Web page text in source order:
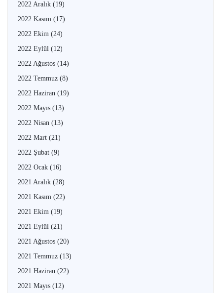
2022 Aralık (19)
2022 Kasım (17)
2022 Ekim (24)
2022 Eylül (12)
2022 Ağustos (14)
2022 Temmuz (8)
2022 Haziran (19)
2022 Mayıs (13)
2022 Nisan (13)
2022 Mart (21)
2022 Şubat (9)
2022 Ocak (16)
2021 Aralık (28)
2021 Kasım (22)
2021 Ekim (19)
2021 Eylül (21)
2021 Ağustos (20)
2021 Temmuz (13)
2021 Haziran (22)
2021 Mayıs (12)